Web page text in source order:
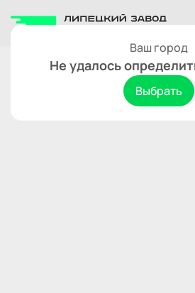
Ваш город
Не удалось
Выбрать
Семилуки Сбросить